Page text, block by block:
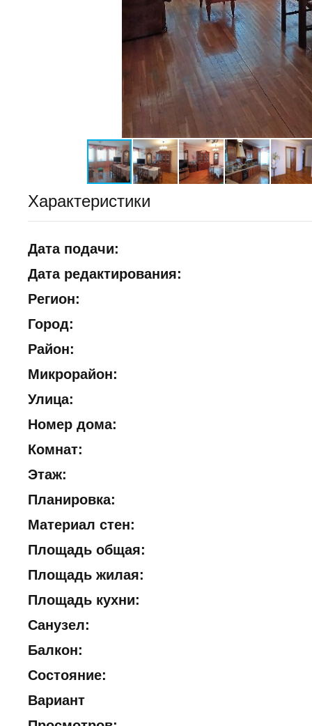
Характеристики
Дата подачи:
Дата редактирования:
Регион:
Город:
Район:
Микрорайон:
Улица:
Номер дома:
Комнат:
Этаж:
Планировка:
Материал стен:
Площадь общая:
Площадь жилая:
Площадь кухни:
Санузел:
Балкон:
Состояние:
Вариант